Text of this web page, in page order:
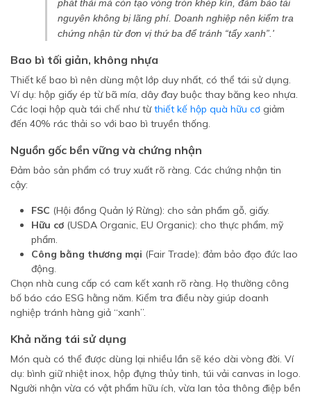
phát thải mà còn tạo vòng tròn khép kín, đảm bảo tài
nguyên không bị lãng phí. Doanh nghiệp nên kiểm tra
chứng nhận từ đơn vị thứ ba để tránh “tẩy xanh”.'
Bao bì tối giản, không nhựa
Thiết kế bao bì nên dùng một lớp duy nhất, có thể tái sử dụng.
Ví dụ: hộp giấy ép từ bã mía, dây đay buộc thay băng keo nhựa.
Các loại hộp quà tái chế như từthiết kế hộp quà hữu cơ giảm
đến 40% rác thải so với bao bì truyền thống.
Nguồn gốc bền vững và chứng nhận
Đảm bảo sản phẩm có truy xuất rõ ràng. Các chứng nhận tin
cậy:
FSC (Hội đồng Quản lý Rừng): cho sản phẩm gỗ, giấy.
Hữu cơ (USDA Organic, EU Organic): cho thực phẩm, mỹ
phẩm.
Công bằng thương mại (Fair Trade): đảm bảo đạo đức lao
động.
Chọn nhà cung cấp có cam kết xanh rõ ràng. Họ thường công
bố báo cáo ESG hằng năm. Kiểm tra điều này giúp doanh
nghiệp tránh hàng giả “xanh”.
Khả năng tái sử dụng
Món quà có thể được dùng lại nhiều lần sẽ kéo dài vòng đời. Ví
dụ: bình giữ nhiệt inox, hộp đựng thủy tinh, túi vải canvas in logo.
Người nhận vừa có vật phẩm hữu ích, vừa lan tỏa thông điệp bền